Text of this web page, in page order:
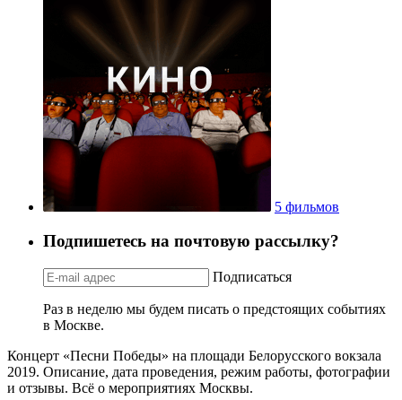
5 фильмов
Подпишетесь на почтовую рассылку?
Подписаться
Раз в неделю мы будем писать о предстоящих событиях
в Москве.
Концерт «Песни Победы» на площади Белорусского вокзала
2019. Описание, дата проведения, режим работы, фотографии
и отзывы. Всё о мероприятиях Москвы.